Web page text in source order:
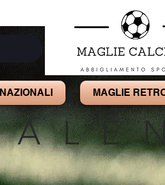
NAZIONALI MAGLIE